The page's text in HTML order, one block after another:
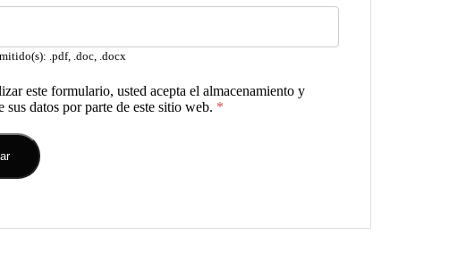
.pdf, .doc, .docx
este formulario, usted acepta el almacenamiento y
sus datos por parte de este sitio web. *